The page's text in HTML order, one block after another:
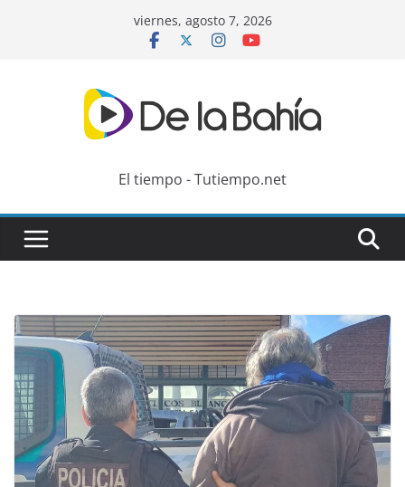
viernes, agosto 7, 2026
El tiempo - Tutiempo.net